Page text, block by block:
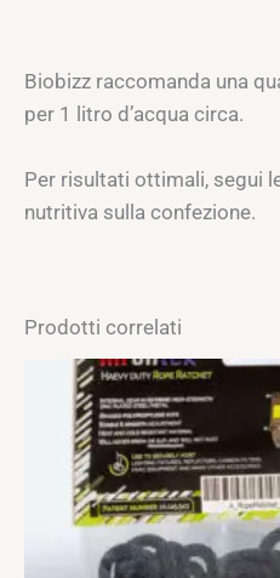
Biobizz raccomanda una
per 1 litro d’acqua circa.
Per risultati ottimali, segui
nutritiva sulla confezione.
Prodotti correlati